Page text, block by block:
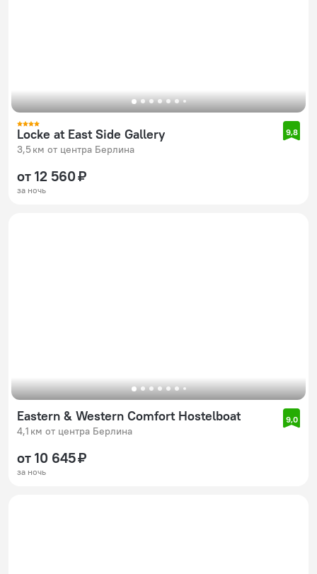
Locke at East Side Gallery
3,5 км от центра Берлина
9,8
от 12 560 ₽
за ночь
Eastern & Western Comfort Hostelboat
4,1 км от центра Берлина
9,0
от 10 645 ₽
за ночь